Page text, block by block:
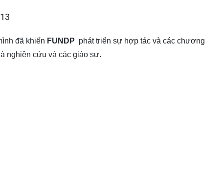
đã khiến FUNDP phát triển sự hợp tác và các chương
nghiên cứu và các giáo sư.